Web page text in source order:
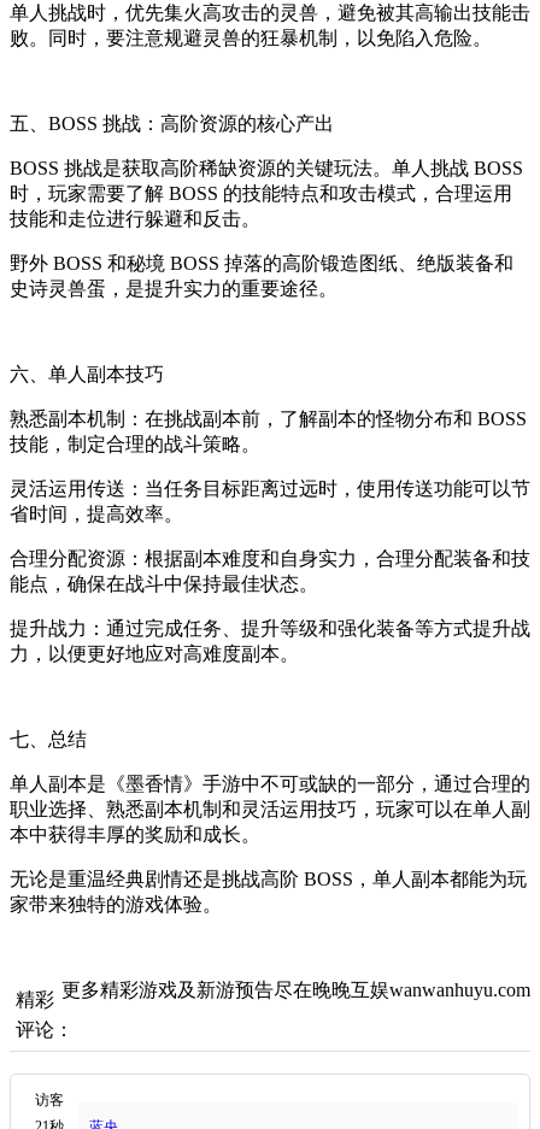
单人挑战时，优先集火高攻击的灵兽，避免被其高输出技能击
败。同时，要注意规避灵兽的狂暴机制，以免陷入危险。
五、BOSS 挑战：高阶资源的核心产出
BOSS 挑战是获取高阶稀缺资源的关键玩法。单人挑战 BOSS
时，玩家需要了解 BOSS 的技能特点和攻击模式，合理运用
技能和走位进行躲避和反击。
野外 BOSS 和秘境 BOSS 掉落的高阶锻造图纸、绝版装备和
史诗灵兽蛋，是提升实力的重要途径。
六、单人副本技巧
熟悉副本机制：在挑战副本前，了解副本的怪物分布和 BOSS
技能，制定合理的战斗策略。
灵活运用传送：当任务目标距离过远时，使用传送功能可以节
省时间，提高效率。
合理分配资源：根据副本难度和自身实力，合理分配装备和技
能点，确保在战斗中保持最佳状态。
提升战力：通过完成任务、提升等级和强化装备等方式提升战
力，以便更好地应对高难度副本。
七、总结
单人副本是《墨香情》手游中不可或缺的一部分，通过合理的
职业选择、熟悉副本机制和灵活运用技巧，玩家可以在单人副
本中获得丰厚的奖励和成长。
无论是重温经典剧情还是挑战高阶 BOSS，单人副本都能为玩
家带来独特的游戏体验。
更多精彩游戏及新游预告尽在晚晚互娱wanwanhuyu.com
精彩
评论：
访客